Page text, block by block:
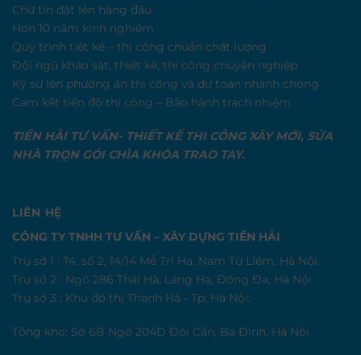
Chữ tín đặt lên hàng đầu
Hơn 10 năm kinh nghiệm
Quy trình tiết kế – thi công chuẩn chất lượng
Đội ngũ khảo sát, thiết kế, thi công chuyên nghiệp
Kỹ sư lên phương án thi công và dự toán nhanh chóng
Cam kết tiến độ thi công – Bảo hành trách nhiệm
TIỀN HẢI TƯ VẤN- THIẾT KẾ THI CÔNG XÂY MỚI, SỬA
NHÀ TRỌN GÓI CHÌA KHÓA TRAO TAY.
LIÊN HỆ
CÔNG TY TNHH TƯ VẤN – XÂY DỰNG TIỀN HẢI
Trụ sở 1 : T4, số 2, 14/14 Mễ Trì Hạ, Nam Từ Liêm, Hà Nội.
Trụ sở 2 : Ngõ 286 Thái Hà, Láng Hạ, Đống Đa, Hà Nội.
Trụ sở 3 : Khu đô thị Thanh Hà - Tp. Hà Nội.
Tổng kho: Số 6B Ngõ 204D Đội Cấn, Ba Đình, Hà Nội